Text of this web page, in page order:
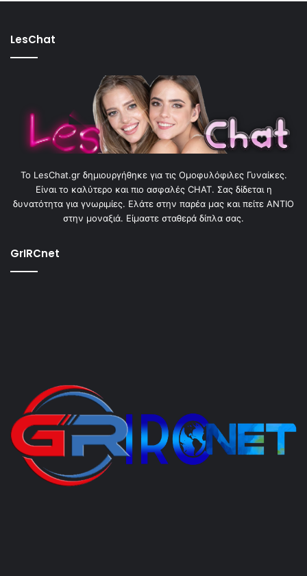
LesChat
To LesChat.gr δημιουργήθηκε για τις Ομοφυλόφιλες Γυναίκες.
Είναι το καλύτερο και πιο ασφαλές CHAT. Σας δίδεται η
δυνατότητα για γνωριμίες. Ελάτε στην παρέα μας και πείτε ΑΝΤΙΟ
στην μοναξιά. Είμαστε σταθερά δίπλα σας.
GrIRCnet